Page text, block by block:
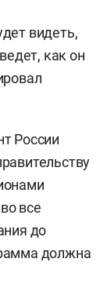
видеть,
как он
России
все
до
должна